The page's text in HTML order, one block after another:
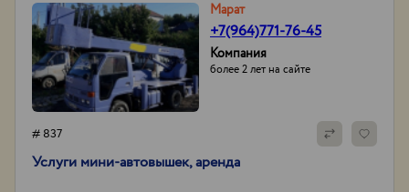
Марат
+7(964)771-76-45
Компания
более 2 лет на сайте
# 837
Услуги мини-автовышек, аренда